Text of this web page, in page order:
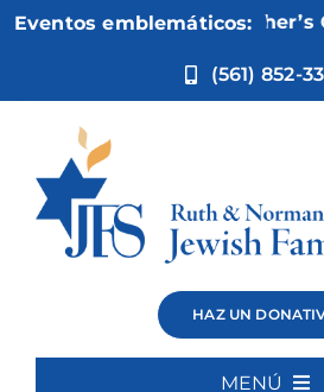
Eventos emblemáticos:
Nov 5: Not Your Mother’s
(561) 852-
HAZ UN
MENÚ
Alex’s